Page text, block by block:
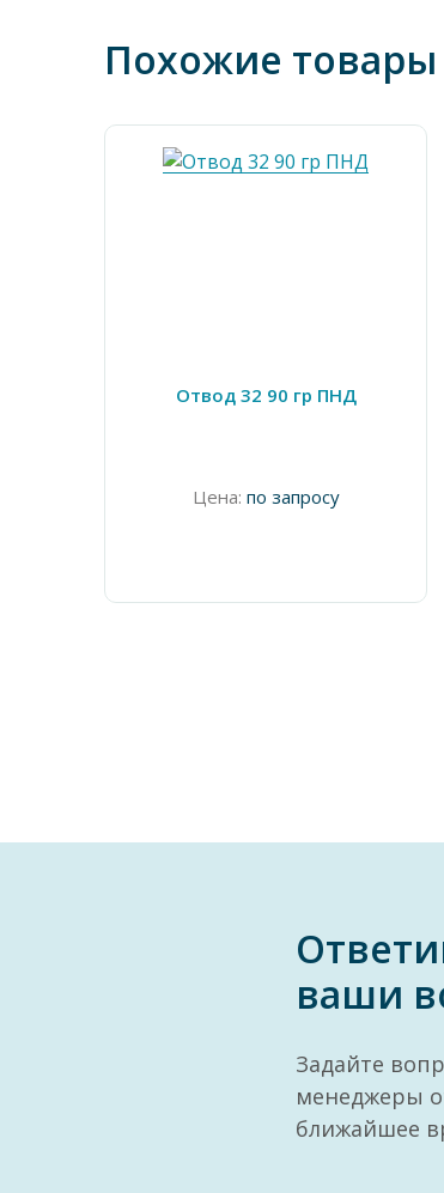
Похожие товары
Отвод 32 90 гр ПНД
Цена: по запросу
ваши
Задайте
менеджеры
ближайшее